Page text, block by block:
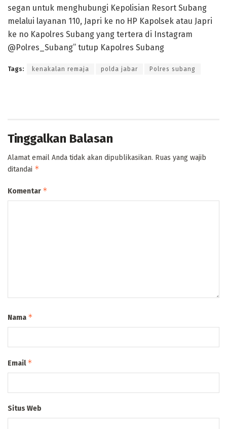
segan untuk menghubungi Kepolisian Resort Subang
melalui layanan 110, Japri ke no HP Kapolsek atau Japri
ke no Kapolres Subang yang tertera di Instagram
@Polres_Subang” tutup Kapolres Subang
Tags: kenakalan remaja polda jabar Polres subang
Tinggalkan Balasan
Alamat email Anda tidak akan dipublikasikan. Ruas yang wajib
ditandai *
Komentar *
Nama *
Email*
Situs Web